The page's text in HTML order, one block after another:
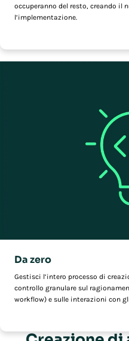
occuperanno del resto, creando il
l’implementazione.
Da zero
Gestisci l’intero processo di
controllo granulare sul
workflow) e sulle interazioni con